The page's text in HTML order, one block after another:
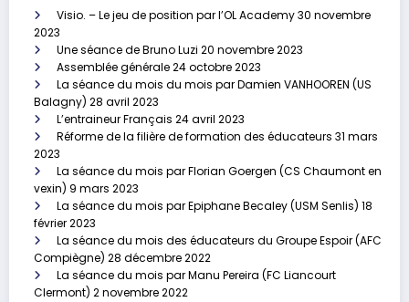
Visio. – Le jeu de position par l’OL Academy30 novembre
2023
Une séance de Bruno Luzi 20 novembre 2023
Assemblée générale24 octobre 2023
La séance du mois du mois par Damien VANHOOREN (US
Balagny) 28 avril 2023
L’entraineur Français 24 avril 2023
Réforme de la filière de formation des éducateurs 31 mars
2023
La séance du mois par Florian Goergen (CS Chaumont en
vexin) 9 mars 2023
La séance du mois par Epiphane Becaley (USM Senlis) 18
février 2023
La séance du mois des éducateurs du Groupe Espoir (AFC
Compiègne) 28 décembre 2022
La séance du mois par Manu Pereira (FC Liancourt
Clermont) 2 novembre 2022